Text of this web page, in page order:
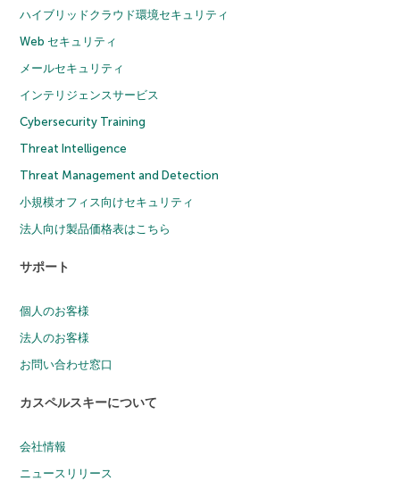
ハイブリッドクラウド環境セキュリティ
Web セキュリティ
メールセキュリティ
インテリジェンスサービス
Cybersecurity Training
Threat Intelligence
Threat Management and Detection
小規模オフィス向けセキュリティ
法人向け製品価格表はこちら
サポート
個人のお客様
法人のお客様
お問い合わせ窓口
カスペルスキーについて
会社情報
ニュースリリース